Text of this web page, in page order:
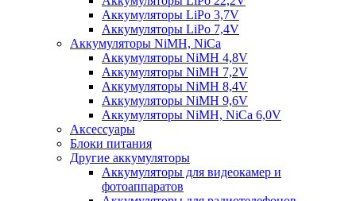
Аккумуляторы LiPo 3,7V
Аккумуляторы LiPo 7,4V
Аккумуляторы NiMH, NiCa
Аккумуляторы NiMH 4,8V
Аккумуляторы NiMH 7,2V
Аккумуляторы NiMH 8,4V
Аккумуляторы NiMH 9,6V
Аккумуляторы NiMH, NiCa 6,0V
Аксессуары
Блоки питания
Другие аккумуляторы
Аккумуляторы для видеокамер и
фотоаппаратов